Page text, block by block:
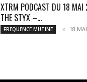
XTRM PODCAST DU 18 MAI
THE STYX –...
FREQUENCE MUTINE 18